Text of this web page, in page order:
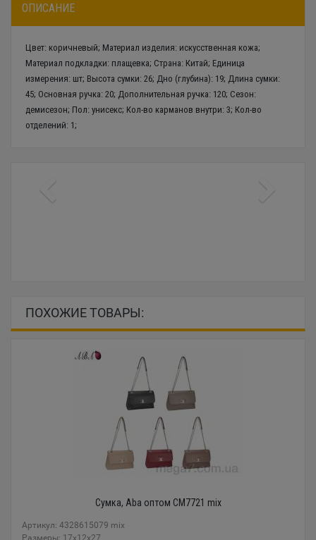
ОПИСАНИЕ
Цвет: коричневый; Материал изделия: искусственная кожа;
Материал подкладки: плащевка; Страна: Китай; Единица
измерения: шт; Высота сумки: 26; Дно (глубина): 19; Длина сумки:
45; Основная ручка: 20; Дополнительная ручка: 120; Сезон:
демисезон; Пол: унисекс; Кол-во карманов внутри: 3; Кол-во
отделений: 1;
ПОХОЖИЕ ТОВАРЫ:
Сумка, Aba оптом CM7721 mix
Артикул: 4328615079 mix
Размеры: 17x12x27